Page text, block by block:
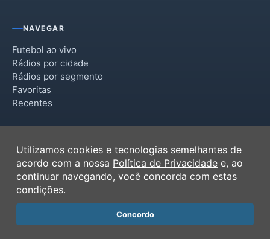
NAVEGAR
Futebol ao vivo
Rádios por cidade
Rádios por segmento
Favoritas
Recentes
Termos de Uso
Política de Privacidade
Ferramentas
Contato
Utilizamos cookies e tecnologias semelhantes de
acordo com a nossa Política de Privacidade e, ao
continuar navegando, você concorda com estas
condições.
Concordo